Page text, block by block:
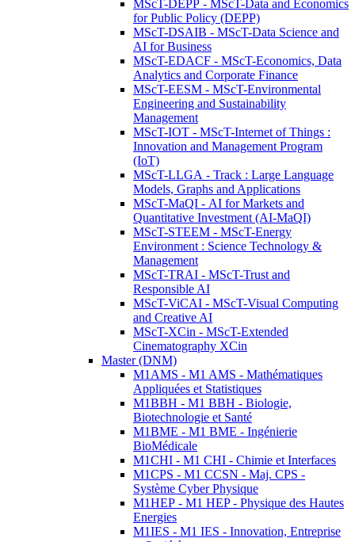
MScT-DEPP - MScT-Data and Economics
for Public Policy (DEPP)
MScT-DSAIB - MScT-Data Science and
AI for Business
MScT-EDACF - MScT-Economics, Data
Analytics and Corporate Finance
MScT-EESM - MScT-Environmental
Engineering and Sustainability
Management
MScT-IOT - MScT-Internet of Things :
Innovation and Management Program
(IoT)
MScT-LLGA - Track : Large Language
Models, Graphs and Applications
MScT-MaQI - AI for Markets and
Quantitative Investment (AI-MaQI)
MScT-STEEM - MScT-Energy
Environment : Science Technology &
Management
MScT-TRAI - MScT-Trust and
Responsible AI
MScT-ViCAI - MScT-Visual Computing
and Creative AI
MScT-XCin - MScT-Extended
Cinematography XCin
Master (DNM)
M1AMS - M1 AMS - Mathématiques
Appliquées et Statistiques
M1BBH - M1 BBH - Biologie,
Biotechnologie et Santé
M1BME - M1 BME - Ingénierie
BioMédicale
M1CHI - M1 CHI - Chimie et Interfaces
M1CPS - M1 CCSN - Maj. CPS -
Système Cyber Physique
M1HEP - M1 HEP - Physique des Hautes
Energies
M1IES - M1 IES - Innovation, Entreprise